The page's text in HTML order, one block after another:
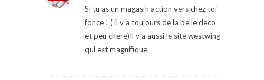
Si tu as un magasin action vers chez toi
fonce ! ( il y a toujours de la belle deco
et peu chere)Il y a aussi le site westwing
qui est magnifique.